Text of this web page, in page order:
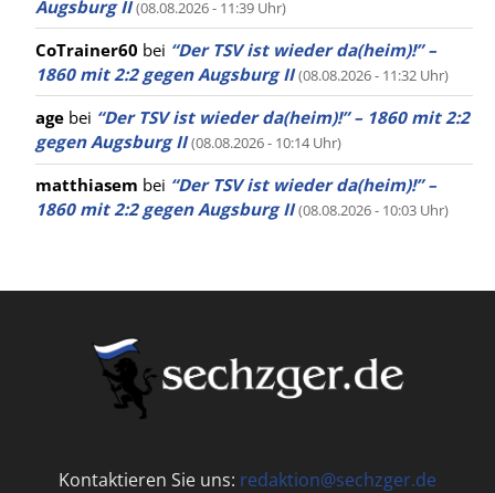
Augsburg II (08.08.2026 - 11:39 Uhr)
CoTrainer60 bei “Der TSV ist wieder da(heim)!” –
1860 mit 2:2 gegen Augsburg II (08.08.2026 - 11:32 Uhr)
age bei “Der TSV ist wieder da(heim)!” – 1860 mit 2:2
gegen Augsburg II (08.08.2026 - 10:14 Uhr)
matthiasem bei “Der TSV ist wieder da(heim)!” –
1860 mit 2:2 gegen Augsburg II (08.08.2026 - 10:03 Uhr)
Kontaktieren Sie uns: redaktion@sechzger.de